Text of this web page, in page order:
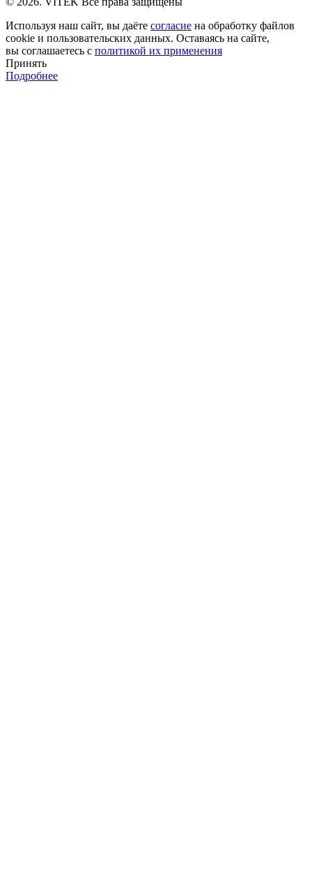
Используя наш сайт, вы даёте согласие на обработку файлов
cookie и пользовательских данных. Оставаясь на сайте,
вы соглашаетесь с политикой их применения
Принять
Подробнее